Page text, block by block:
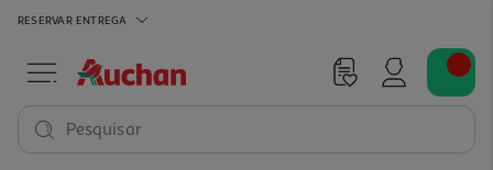
RESERVAR ENTREGA
Pesquisar